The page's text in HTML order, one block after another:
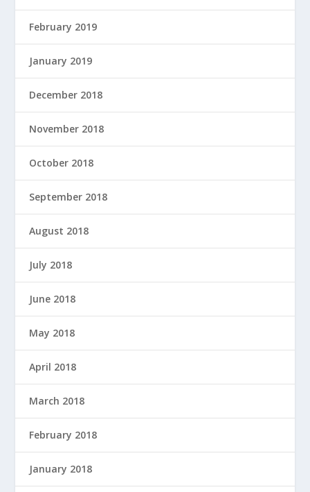
February 2019
January 2019
December 2018
November 2018
October 2018
September 2018
August 2018
July 2018
June 2018
May 2018
April 2018
March 2018
February 2018
January 2018